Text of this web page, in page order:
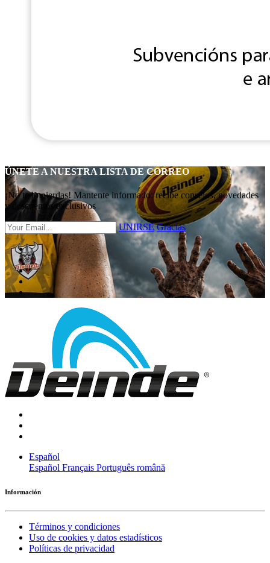
ÚNETE A NUESTRA LISTA DE CORREO
¡No te lo pierdas! Mantente informado: recibe consejos, novedades
y descuentos exclusivos
UNIRSE Gracias
Español
Español Français Português română
Información
Términos y condiciones
Uso de cookies y datos estadísticos
Políticas de privacidad